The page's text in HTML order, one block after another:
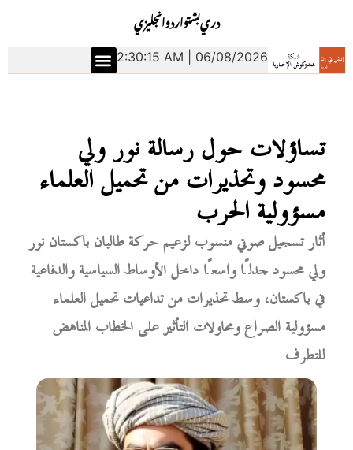
انجليزياردوبشتودري
2:30:16 AM | 06/08/2026
تساؤلات حول رسالة نور ولي
محسود وتحذيرات من تحميل العلماء
مسؤولية الحرب
أثار تسجيل صوتي منسوب لزعيم حركة طالبان باكستان نور
ولي محسود جدلًا واسعًا داخل الأوساط السياسية والدفاعية
في باكستان، وسط تحذيرات من تداعيات تحميل العلماء
مسؤولية الصراع ومحاولات التأثير على الخطاب المناهض
للتطرف